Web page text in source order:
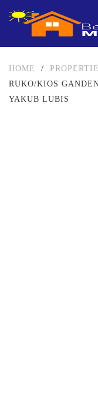
HOME /
RUKO/KIOS
YAKUB LUBIS